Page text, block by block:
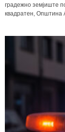
градежно земјиште
квадратен, Општина